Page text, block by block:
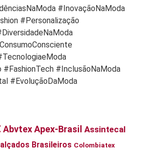
#InovaçãoNaModa
#Personalização
#FashionTech #InclusãoNaModa
#EvoluçãoDaModa
AbvtexApex-Brasil Assintecal
Brasileiros Colombiatex